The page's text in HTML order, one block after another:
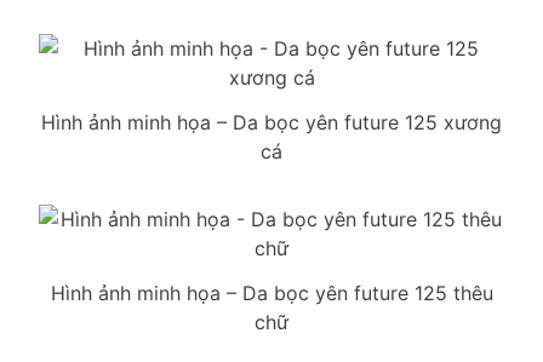
Hình ảnh minh họa – Da bọc yên future 125 xương
cá
Hình ảnh minh họa – Da bọc yên future 125 thêu
chữ